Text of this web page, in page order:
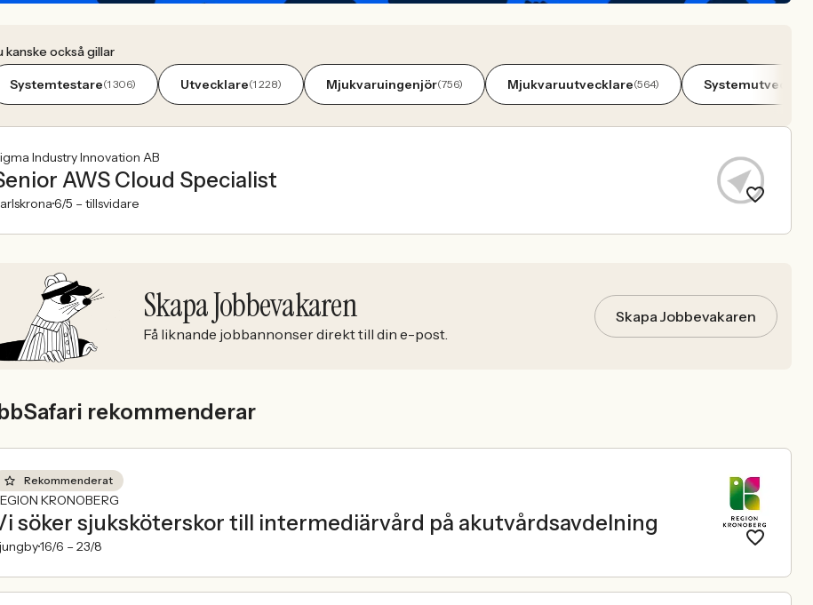
kanske också gillar
Systemtestare(1 306) Utvecklare(1 228) Mjukvaruingenjör(756) Mjukvaruutvecklare(564)
Industry Innovation AB
AWS Cloud Specialist
6/5 – tillsvidare
Skapa Jobbevakaren
Få liknande jobbannonser direkt till din e-post.
Skapa Jobbevakaren
rekommenderar
Rekommenderat
KRONOBERG
söker sjuksköterskor till intermediärvård på akutvårdsavdelning
16/6 – 23/8